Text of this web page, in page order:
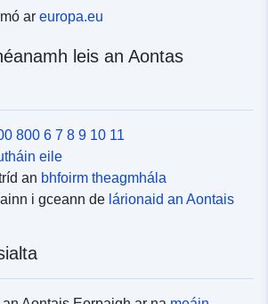
ar europa.eu
leis an Aontas
800 6 7 8 9 10 11
eile
an bhfoirm theagmhála
i gceann de lárionaid an Aontais